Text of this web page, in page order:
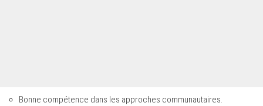
Bonne compétence dans les approches communautaires.